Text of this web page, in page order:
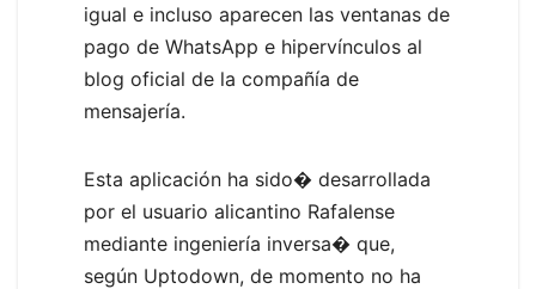
igual e incluso aparecen las ventanas de
pago de WhatsApp e hipervínculos al
blog oficial de la compañía de
mensajería.
Esta aplicación ha sido� desarrollada
por el usuario alicantino Rafalense
mediante ingeniería inversa� que,
según Uptodown, de momento no ha